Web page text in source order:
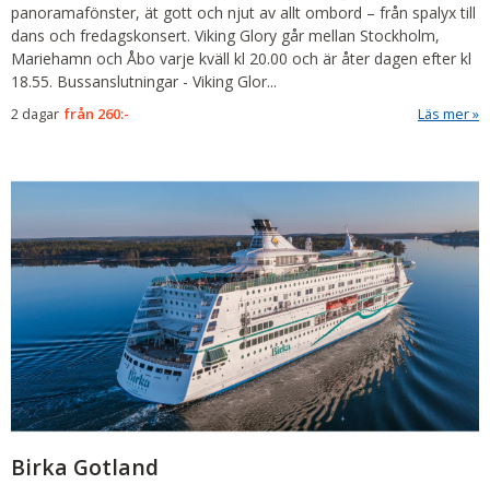
panoramafönster, ät gott och njut av allt ombord – från spalyx till
dans och fredagskonsert. Viking Glory går mellan Stockholm,
Mariehamn och Åbo varje kväll kl 20.00 och är åter dagen efter kl
18.55. Bussanslutningar - Viking Glor...
2 dagar från 260:- Läs mer
Birka Gotland